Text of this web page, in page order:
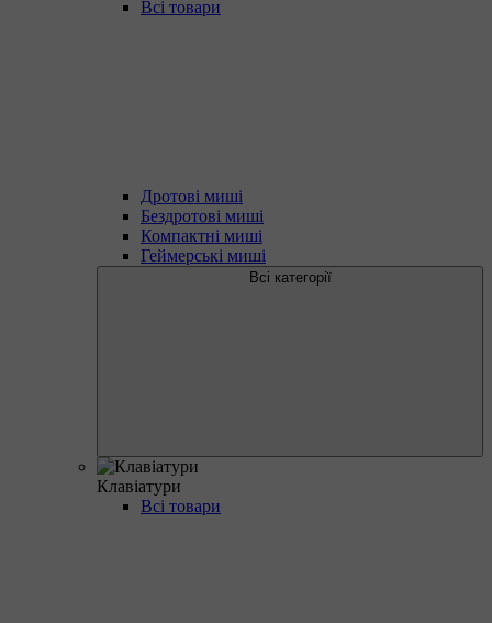
Всі товари
Дротові миші
Бездротові миші
Компактні миші
Геймерські миші
Всі категорії
Клавіатури
Всі товари